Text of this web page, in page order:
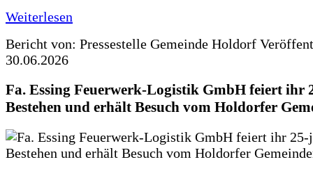
Weiterlesen
Bericht von: Pressestelle Gemeinde Holdorf
30.06.2026
Fa. Essing Feuerwerk-Logistik GmbH feiert ihr
Bestehen und erhält Besuch vom Holdorfer